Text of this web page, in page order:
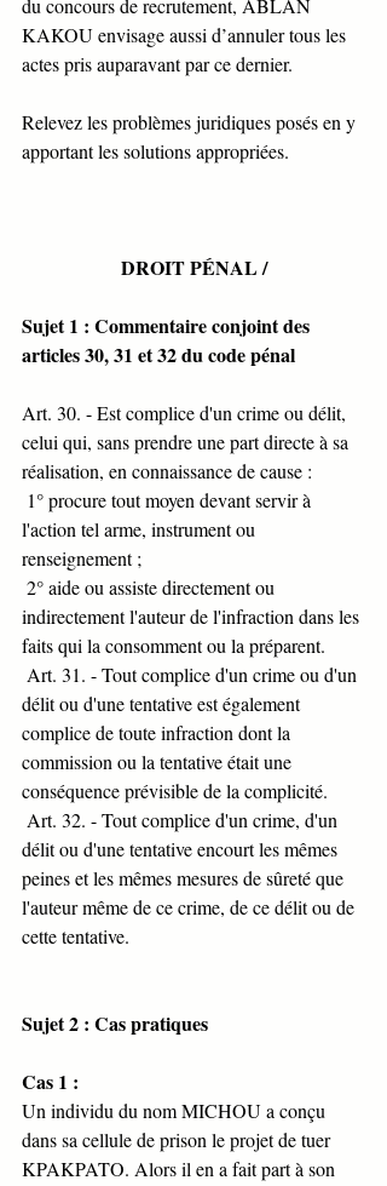
du concours de recrutement, ABLAN
KAKOU envisage aussi d’annuler tous les
actes pris auparavant par ce dernier.
Relevez les problèmes juridiques posés en y
apportant les solutions appropriées.
DROIT PÉNAL /
Sujet 1 : Commentaire conjoint des
articles 30, 31 et 32 du code pénal
Art. 30. - Est complice d'un crime ou délit,
celui qui, sans prendre une part directe à sa
réalisation, en connaissance de cause :
l'action tel arme, instrument ou
renseignement ;
indirectement l'auteur de l'infraction dans les
faits qui la consomment ou la préparent.
délit ou d'une tentative est également
complice de toute infraction dont la
commission ou la tentative était une
conséquence prévisible de la complicité.
délit ou d'une tentative encourt les mêmes
peines et les mêmes mesures de sûreté que
l'auteur même de ce crime, de ce délit ou de
cette tentative.
Sujet 2 : Cas pratiques
Cas 1 :
Un individu du nom MICHOU a conçu
dans sa cellule de prison le projet de tuer
KPAKPATO. Alors il en a fait part à son